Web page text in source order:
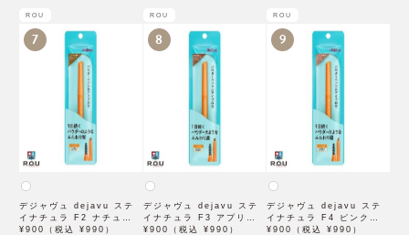
ROU
7
デジャヴュ dejavu ステ
イナチュラ F2 ナチュラル
ブラウン【アイブロウ】
¥900（税込 ¥990）
ROU
8
デジャヴュ dejavu ステ
イナチュラ F3 アプリコッ
トブラウン【アイブロウ】
¥900（税込 ¥990）
ROU
9
デジャヴュ dejavu ステ
イナチュラ F4 ピンクベー
ジュ【アイブロウ】【イミ
¥900（税込 ¥990）